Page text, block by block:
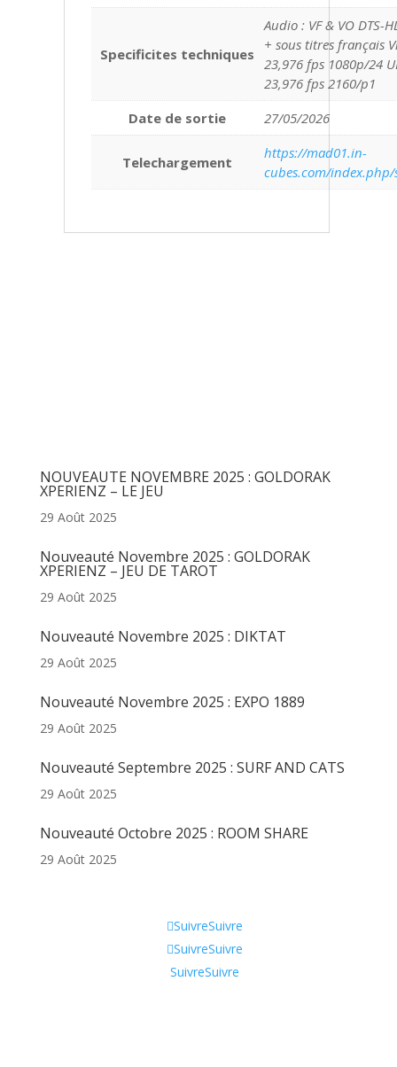
Specificites techniques
Audio : VF & VO DTS-
+ sous titres français
23,976 fps 1080p/24
23,976 fps 2160/p1
Date de sortie
27/05/2026
Telechargement
https://mad01.in-
cubes.com/index.php/
NOUVEAUTE NOVEMBRE 2025 : GOLDORAK
XPERIENZ – LE JEU
29 Août 2025
Nouveauté Novembre 2025 : GOLDORAK
XPERIENZ – JEU DE TAROT
29 Août 2025
Nouveauté Novembre 2025 : DIKTAT
29 Août 2025
Nouveauté Novembre 2025 : EXPO 1889
29 Août 2025
Nouveauté Septembre 2025 : SURF AND CATS
29 Août 2025
Nouveauté Octobre 2025 : ROOM SHARE
29 Août 2025
SuivreSuivre
SuivreSuivre
SuivreSuivre